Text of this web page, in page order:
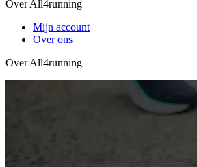
Over All4running
Mijn account
Over ons
Over All4running